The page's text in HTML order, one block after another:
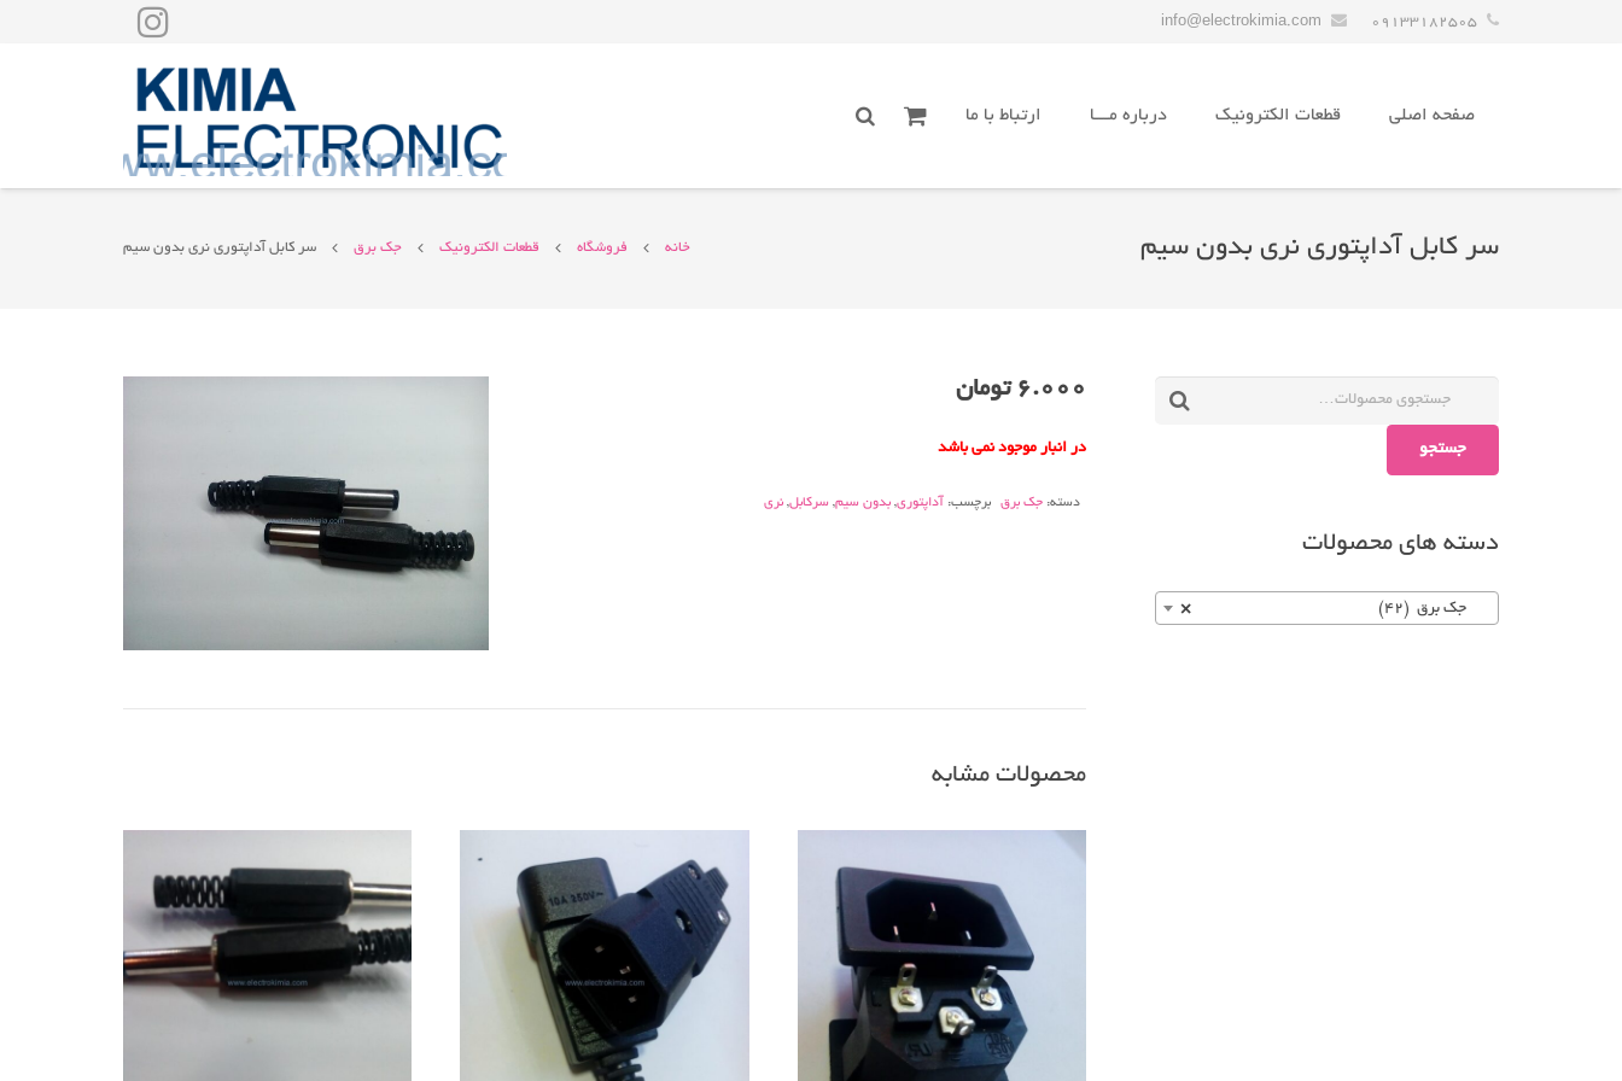
09133182505
info@electrokimia.com
صفحه اصلی قطعات الکترونیک درباره مـــا ارتباط با ما
سر کابل آداپتوری نری بدون سیم خانه فروشگاه قطعات الکترونیک جک برق سر کابل آداپتوری نری بدون سیم
6.000 تومان
در انبار موجود نمی باشد
دسته: جک برق برچسب: آداپتوری, بدون سیم, سرکابل, نری
محصولات مشابه
جستجو
دسته های محصولات
× جک برق (42)